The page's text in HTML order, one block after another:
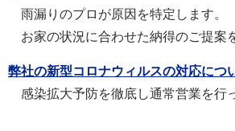
雨漏りのプロが原因を特定します。
お家の状況に合わせた納得のご提案
弊社の新型コロナウィルスの対応につ
感染拡大予防を徹底し通常営業を行